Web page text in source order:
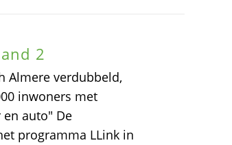
2
Almere verdubbeld,
inwoners met
auto" De
programma LLink in